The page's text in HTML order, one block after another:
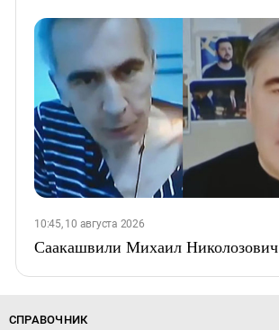
10:45, 10 августа 2026
Саакашвили Михаил Николозович
СПРАВОЧНИК